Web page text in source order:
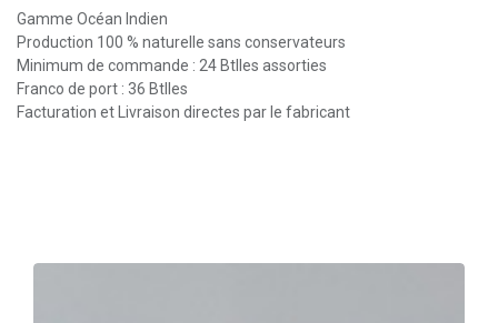
Gamme Océan Indien
Production 100 % naturelle sans conservateurs
Minimum de commande : 24 Btlles assorties
Franco de port : 36 Btlles
Facturation et Livraison directes par le fabricant